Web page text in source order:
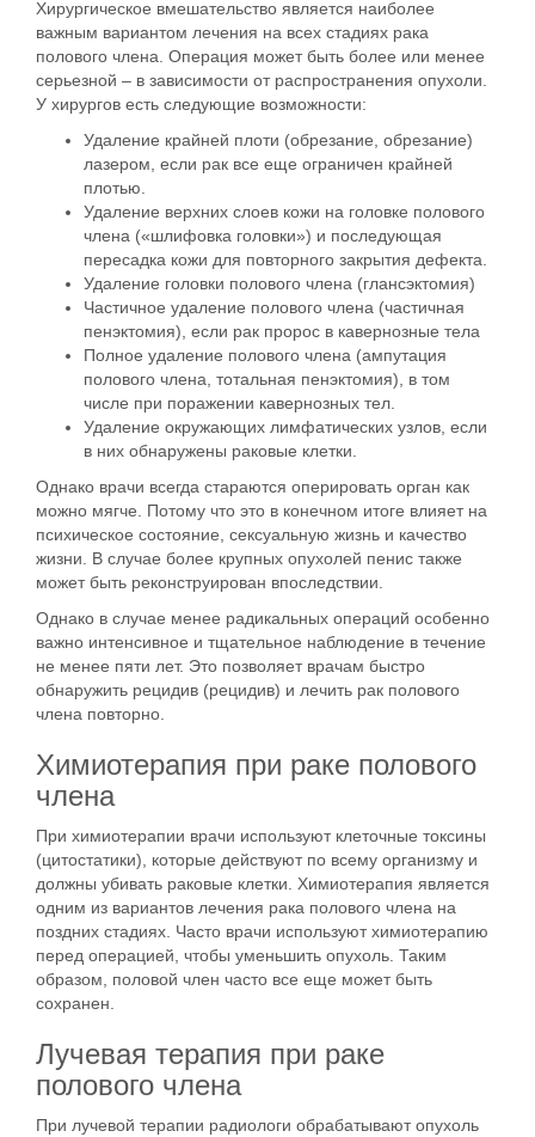
Хирургическое вмешательство является наиболее
важным вариантом лечения на всех стадиях рака
полового члена. Операция может быть более или менее
серьезной – в зависимости от распространения опухоли.
У хирургов есть следующие возможности:
Удаление крайней плоти (обрезание, обрезание)
лазером, если рак все еще ограничен крайней
плотью.
Удаление верхних слоев кожи на головке полового
члена («шлифовка головки») и последующая
пересадка кожи для повторного закрытия дефекта.
Удаление головки полового члена (глансэктомия)
Частичное удаление полового члена (частичная
пенэктомия), если рак пророс в кавернозные тела
Полное удаление полового члена (ампутация
полового члена, тотальная пенэктомия), в том
числе при поражении кавернозных тел.
Удаление окружающих лимфатических узлов, если
в них обнаружены раковые клетки.
Однако врачи всегда стараются оперировать орган как
можно мягче. Потому что это в конечном итоге влияет на
психическое состояние, сексуальную жизнь и качество
жизни. В случае более крупных опухолей пенис также
может быть реконструирован впоследствии.
Однако в случае менее радикальных операций особенно
важно интенсивное и тщательное наблюдение в течение
не менее пяти лет. Это позволяет врачам быстро
обнаружить рецидив (рецидив) и лечить рак полового
члена повторно.
Химиотерапия при раке полового
члена
При химиотерапии врачи используют клеточные токсины
(цитостатики), которые действуют по всему организму и
должны убивать раковые клетки. Химиотерапия является
одним из вариантов лечения рака полового члена на
поздних стадиях. Часто врачи используют химиотерапию
перед операцией, чтобы уменьшить опухоль. Таким
образом, половой член часто все еще может быть
сохранен.
Лучевая терапия при раке
полового члена
При лучевой терапии радиологи обрабатывают опухоль